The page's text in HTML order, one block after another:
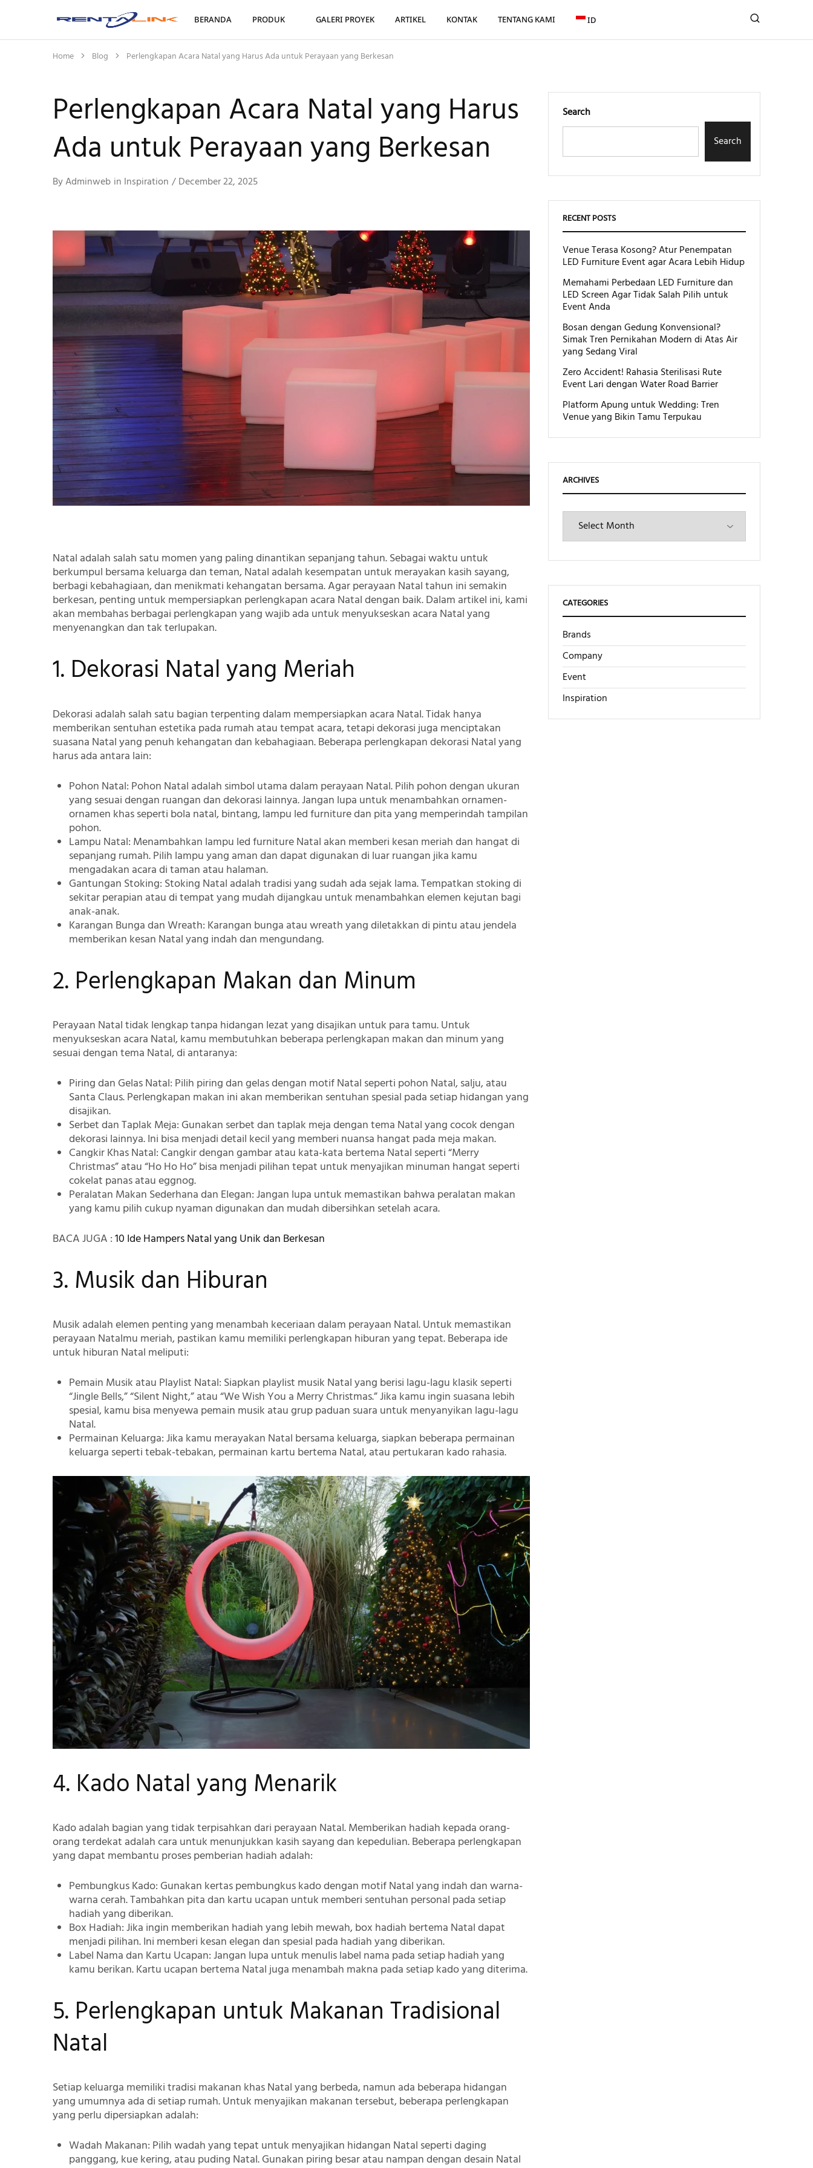
Rentalink
Solusi
Terbaik
Dalam
Mewujudkan
BERANDA PRODUK GALERI PROYEK ARTIKEL KONTAK TENTANG KAMI ID
Home Blog Perlengkapan Acara Natal yang Harus Ada untuk Perayaan yang Berkesan
Perlengkapan Acara Natal yang Harus
Ada untuk Perayaan yang Berkesan
ByAdminweb in Inspiration December 22, 2025
Natal adalah salah satu momen yang paling dinantikan sepanjang tahun. Sebagai waktu untuk
berkumpul bersama keluarga dan teman, Natal adalah kesempatan untuk merayakan kasih sayang,
berbagi kebahagiaan, dan menikmati kehangatan bersama. Agar perayaan Natal tahun ini semakin
berkesan, penting untuk mempersiapkan perlengkapan acara Natal dengan baik. Dalam artikel ini, kami
akan membahas berbagai perlengkapan yang wajib ada untuk menyukseskan acara Natal yang
menyenangkan dan tak terlupakan.
1. Dekorasi Natal yang Meriah
Dekorasi adalah salah satu bagian terpenting dalam mempersiapkan acara Natal. Tidak hanya
memberikan sentuhan estetika pada rumah atau tempat acara, tetapi dekorasi juga menciptakan
suasana Natal yang penuh kehangatan dan kebahagiaan. Beberapa perlengkapan dekorasi Natal yang
harus ada antara lain:
Pohon Natal: Pohon Natal adalah simbol utama dalam perayaan Natal. Pilih pohon dengan ukuran
yang sesuai dengan ruangan dan dekorasi lainnya. Jangan lupa untuk menambahkan ornamen-
ornamen khas seperti bola natal, bintang, lampu led furniture dan pita yang memperindah tampilan
pohon.
Lampu Natal: Menambahkan lampu led furniture Natal akan memberi kesan meriah dan hangat di
sepanjang rumah. Pilih lampu yang aman dan dapat digunakan di luar ruangan jika kamu
mengadakan acara di taman atau halaman.
Gantungan Stoking: Stoking Natal adalah tradisi yang sudah ada sejak lama. Tempatkan stoking di
sekitar perapian atau di tempat yang mudah dijangkau untuk menambahkan elemen kejutan bagi
anak-anak.
Karangan Bunga dan Wreath: Karangan bunga atau wreath yang diletakkan di pintu atau jendela
memberikan kesan Natal yang indah dan mengundang.
2. Perlengkapan Makan dan Minum
Perayaan Natal tidak lengkap tanpa hidangan lezat yang disajikan untuk para tamu. Untuk
menyukseskan acara Natal, kamu membutuhkan beberapa perlengkapan makan dan minum yang
sesuai dengan tema Natal, di antaranya:
Piring dan Gelas Natal: Pilih piring dan gelas dengan motif Natal seperti pohon Natal, salju, atau
Santa Claus. Perlengkapan makan ini akan memberikan sentuhan spesial pada setiap hidangan yang
disajikan.
Serbet dan Taplak Meja: Gunakan serbet dan taplak meja dengan tema Natal yang cocok dengan
dekorasi lainnya. Ini bisa menjadi detail kecil yang memberi nuansa hangat pada meja makan.
Cangkir Khas Natal: Cangkir dengan gambar atau kata-kata bertema Natal seperti “Merry
Christmas” atau “Ho Ho Ho” bisa menjadi pilihan tepat untuk menyajikan minuman hangat seperti
cokelat panas atau eggnog.
Peralatan Makan Sederhana dan Elegan: Jangan lupa untuk memastikan bahwa peralatan makan
yang kamu pilih cukup nyaman digunakan dan mudah dibersihkan setelah acara.
BACA JUGA :10 Ide Hampers Natal yang Unik dan Berkesan
3. Musik dan Hiburan
Musik adalah elemen penting yang menambah keceriaan dalam perayaan Natal. Untuk memastikan
perayaan Natalmu meriah, pastikan kamu memiliki perlengkapan hiburan yang tepat. Beberapa ide
untuk hiburan Natal meliputi:
Pemain Musik atau Playlist Natal: Siapkan playlist musik Natal yang berisi lagu-lagu klasik seperti
“Jingle Bells,” “Silent Night,” atau “We Wish You a Merry Christmas.” Jika kamu ingin suasana lebih
spesial, kamu bisa menyewa pemain musik atau grup paduan suara untuk menyanyikan lagu-lagu
Natal.
Permainan Keluarga: Jika kamu merayakan Natal bersama keluarga, siapkan beberapa permainan
keluarga seperti tebak-tebakan, permainan kartu bertema Natal, atau pertukaran kado rahasia.
4. Kado Natal yang Menarik
Kado adalah bagian yang tidak terpisahkan dari perayaan Natal. Memberikan hadiah kepada orang-
orang terdekat adalah cara untuk menunjukkan kasih sayang dan kepedulian. Beberapa perlengkapan
yang dapat membantu proses pemberian hadiah adalah:
Pembungkus Kado: Gunakan kertas pembungkus kado dengan motif Natal yang indah dan warna-
warna cerah. Tambahkan pita dan kartu ucapan untuk memberi sentuhan personal pada setiap
hadiah yang diberikan.
Box Hadiah: Jika ingin memberikan hadiah yang lebih mewah, box hadiah bertema Natal dapat
menjadi pilihan. Ini memberi kesan elegan dan spesial pada hadiah yang diberikan.
Label Nama dan Kartu Ucapan: Jangan lupa untuk menulis label nama pada setiap hadiah yang
kamu berikan. Kartu ucapan bertema Natal juga menambah makna pada setiap kado yang diterima.
5. Perlengkapan untuk Makanan Tradisional
Natal
Setiap keluarga memiliki tradisi makanan khas Natal yang berbeda, namun ada beberapa hidangan
yang umumnya ada di setiap rumah. Untuk menyajikan makanan tersebut, beberapa perlengkapan
yang perlu dipersiapkan adalah:
Wadah Makanan: Pilih wadah yang tepat untuk menyajikan hidangan Natal seperti daging
panggang, kue kering, atau puding Natal. Gunakan piring besar atau nampan dengan desain Natal
Search
Search
RECENT POSTS
Venue Terasa Kosong? Atur Penempatan
LED Furniture Event agar Acara Lebih Hidup
Memahami Perbedaan LED Furniture dan
LED Screen Agar Tidak Salah Pilih untuk
Event Anda
Bosan dengan Gedung Konvensional?
Simak Tren Pernikahan Modern di Atas Air
yang Sedang Viral
Zero Accident! Rahasia Sterilisasi Rute
Event Lari dengan Water Road Barrier
Platform Apung untuk Wedding: Tren
Venue yang Bikin Tamu Terpukau
ARCHIVES
CATEGORIES
Brands
Company
Event
Inspiration